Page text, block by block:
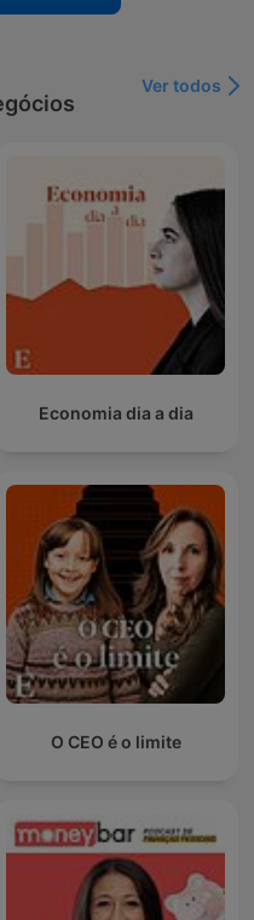
Ver todos
Economia dia a dia
O CEO é o limite